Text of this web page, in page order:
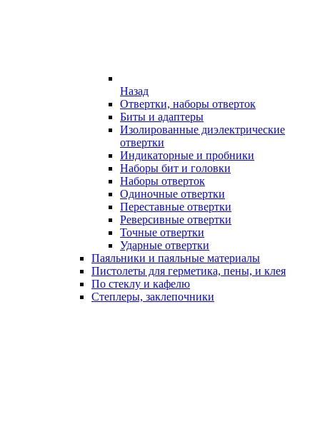
Назад
Отвертки, наборы отверток
Биты и адаптеры
Изолированные диэлектрические
отвертки
Индикаторные и пробники
Наборы бит и головки
Наборы отверток
Одиночные отвертки
Переставные отвертки
Реверсивные отвертки
Точные отвертки
Ударные отвертки
Паяльники и паяльные материалы
Пистолеты для герметика, пены, и клея
По стеклу и кафелю
Степлеры, заклепочники